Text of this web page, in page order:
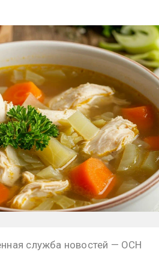
служба новостей — ОСН